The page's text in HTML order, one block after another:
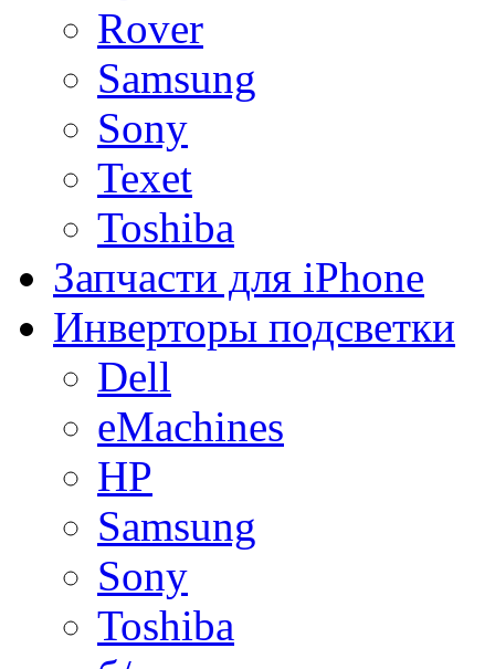
Rover
Samsung
Sony
Texet
Toshiba
Запчасти для iPhone
Инверторы подсветки
Dell
eMachines
HP
Samsung
Sony
Toshiba